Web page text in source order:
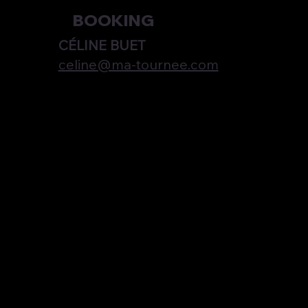
BOOKING
CÉLINE BUET
celine@ma-tournee.com